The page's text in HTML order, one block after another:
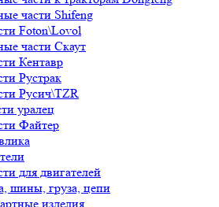
части Shifeng
Foton\Lovol
части Скаут
Кентавр
Рустрак
Русич\TZR
уралец
Файтер
для двигателей
шины, груза, цепи
изделия